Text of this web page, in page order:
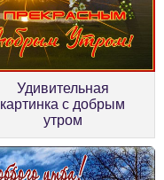
Удивительная
картинка с добрым
утром